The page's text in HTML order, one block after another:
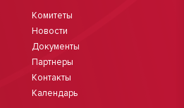
Комитеты
Новости
Документы
Партнеры
Контакты
Календарь